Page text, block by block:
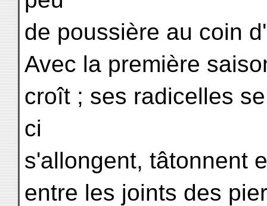
de poussière au coin
Avec la première
croît ; ses radicelles
ci
s'allongent, tâtonnent
entre les joints des